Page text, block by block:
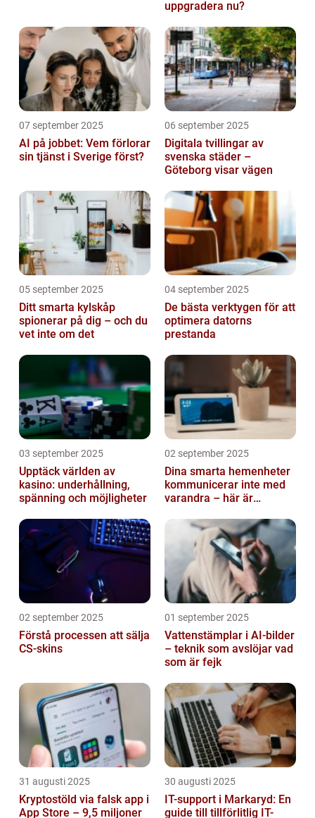
uppgradera nu?
07 september 2025
AI på jobbet: Vem förlorar
sin tjänst i Sverige först?
06 september 2025
Digitala tvillingar av
svenska städer –
Göteborg visar vägen
05 september 2025
Ditt smarta kylskåp
spionerar på dig – och du
vet inte om det
04 september 2025
De bästa verktygen för att
optimera datorns
prestanda
03 september 2025
Upptäck världen av
kasino: underhållning,
spänning och möjligheter
02 september 2025
Dina smarta hemenheter
kommunicerar inte med
varandra – här är
02 september 2025
Förstå processen att sälja
CS-skins
01 september 2025
Vattenstämplar i AI-bilder
– teknik som avslöjar vad
som är fejk
31 augusti 2025
Kryptostöld via falsk app i
App Store – 9,5 miljoner
30 augusti 2025
IT-support i Markaryd: En
guide till tillförlitlig IT-